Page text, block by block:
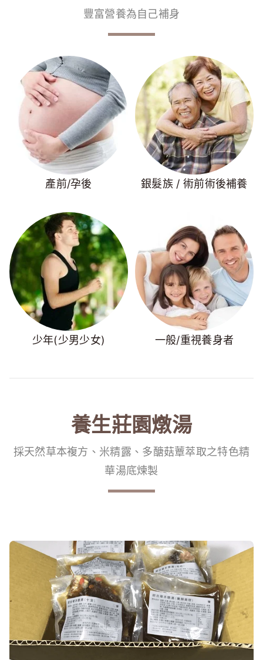
豐富營養為自己補身
產前/孕後 銀髮族 / 術前術後補養
少年(少男少女) 一般/重視養身者
養生莊園燉湯
採天然草本複方、米精露、多醣菇蕈萃取之特色精
華湯底煉製